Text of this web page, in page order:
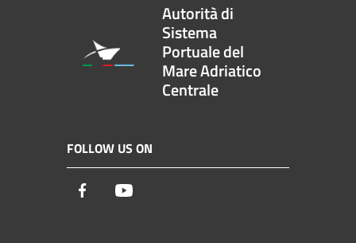
Autorità di
Sistema
Portuale del
Mare Adriatico
Centrale
FOLLOW US ON
Facebook